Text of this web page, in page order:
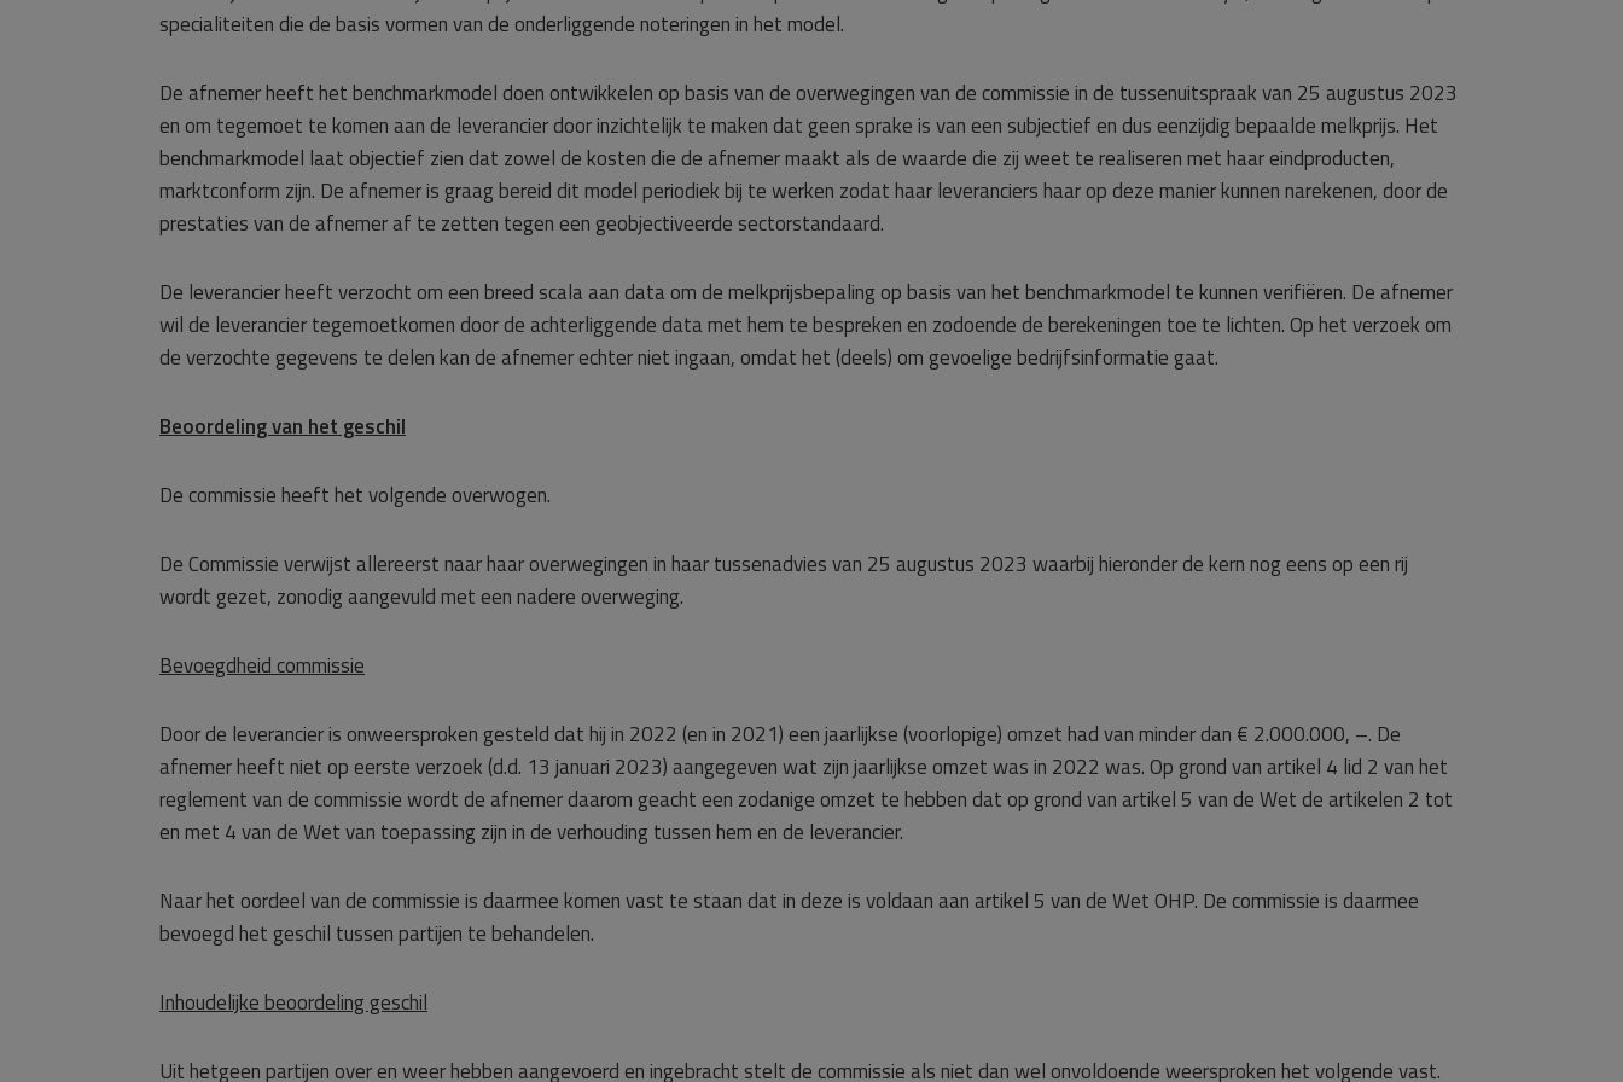
specialiteiten die de basis vormen van de onderliggende noteringen in het model.
De afnemer heeft het benchmarkmodel doen ontwikkelen op basis van de overwegingen van de commissie in de tussenuitspraak van 25 augustus 2023
en om tegemoet te komen aan de leverancier door inzichtelijk te maken dat geen sprake is van een subjectief en dus eenzijdig bepaalde melkprijs. Het
benchmarkmodel laat objectief zien dat zowel de kosten die de afnemer maakt als de waarde die zij weet te realiseren met haar eindproducten,
marktconform zijn. De afnemer is graag bereid dit model periodiek bij te werken zodat haar leveranciers haar op deze manier kunnen narekenen, door de
prestaties van de afnemer af te zetten tegen een geobjectiveerde sectorstandaard.
De leverancier heeft verzocht om een breed scala aan data om de melkprijsbepaling op basis van het benchmarkmodel te kunnen verifiëren. De afnemer
wil de leverancier tegemoetkomen door de achterliggende data met hem te bespreken en zodoende de berekeningen toe te lichten. Op het verzoek om
de verzochte gegevens te delen kan de afnemer echter niet ingaan, omdat het (deels) om gevoelige bedrijfsinformatie gaat.
Beoordeling van het geschil
De commissie heeft het volgende overwogen.
De Commissie verwijst allereerst naar haar overwegingen in haar tussenadvies van 25 augustus 2023 waarbij hieronder de kern nog eens op een rij
wordt gezet, zonodig aangevuld met een nadere overweging.
Bevoegdheid commissie
Door de leverancier is onweersproken gesteld dat hij in 2022 (en in 2021) een jaarlijkse (voorlopige) omzet had van minder dan € 2.000.000, –. De
afnemer heeft niet op eerste verzoek (d.d. 13 januari 2023) aangegeven wat zijn jaarlijkse omzet was in 2022 was. Op grond van artikel 4 lid 2 van het
reglement van de commissie wordt de afnemer daarom geacht een zodanige omzet te hebben dat op grond van artikel 5 van de Wet de artikelen 2 tot
en met 4 van de Wet van toepassing zijn in de verhouding tussen hem en de leverancier.
Naar het oordeel van de commissie is daarmee komen vast te staan dat in deze is voldaan aan artikel 5 van de Wet OHP. De commissie is daarmee
bevoegd het geschil tussen partijen te behandelen.
Inhoudelijke beoordeling geschil
Uit hetgeen partijen over en weer hebben aangevoerd en ingebracht stelt de commissie als niet dan wel onvoldoende weersproken het volgende vast.